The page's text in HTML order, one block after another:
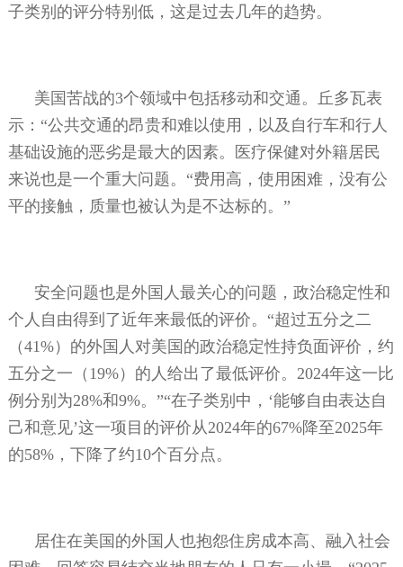
子类别的评分特别低，这是过去几年的趋势。
美国苦战的3个领域中包括移动和交通。丘多瓦表
示：“公共交通的昂贵和难以使用，以及自行车和行人
基础设施的恶劣是最大的因素。医疗保健对外籍居民
来说也是一个重大问题。“费用高，使用困难，没有公
平的接触，质量也被认为是不达标的。”
安全问题也是外国人最关心的问题，政治稳定性和
个人自由得到了近年来最低的评价。“超过五分之二
（41%）的外国人对美国的政治稳定性持负面评价，约
五分之一（ 19%）的人给出了最低评价。 2024年这一比
例分别为28%和9%。”“在子类别中，‘能够自由表达自
己和意见’这一项目的评价从2024年的67%降至2025年
的58%，下降了约10个百分点。
居住在美国的外国人也抱怨住房成本高、融入社会